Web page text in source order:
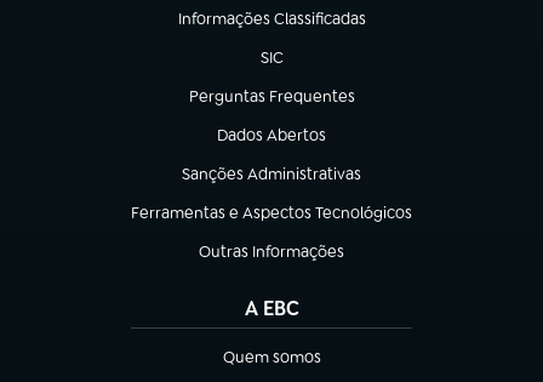
Informações Classificadas
(abre em nova aba)
SIC
(abre em nova aba)
Perguntas Frequentes
(abre em nova aba)
Dados Abertos
(abre em nova aba)
Sanções Administrativas
(abre em nova aba)
Ferramentas e Aspectos Tecnológicos
(abre em nova aba)
Outras Informações
(abre em nova aba)
A EBC
Quem somos
(abre em nova aba)